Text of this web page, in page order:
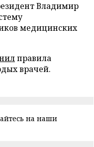
Владимир
медицинских
правила
врачей.
на наши